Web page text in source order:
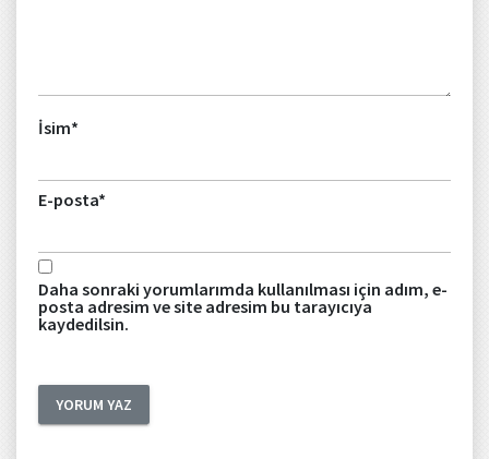
İsim*
E-posta*
Daha sonraki yorumlarımda kullanılması için adım, e-
posta adresim ve site adresim bu tarayıcıya
kaydedilsin.